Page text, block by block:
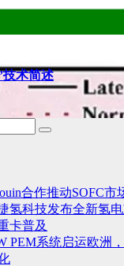
技术简述
合作推动SOFC市
氢科技发布全新氢
卡普及
PEM系统启运欧洲